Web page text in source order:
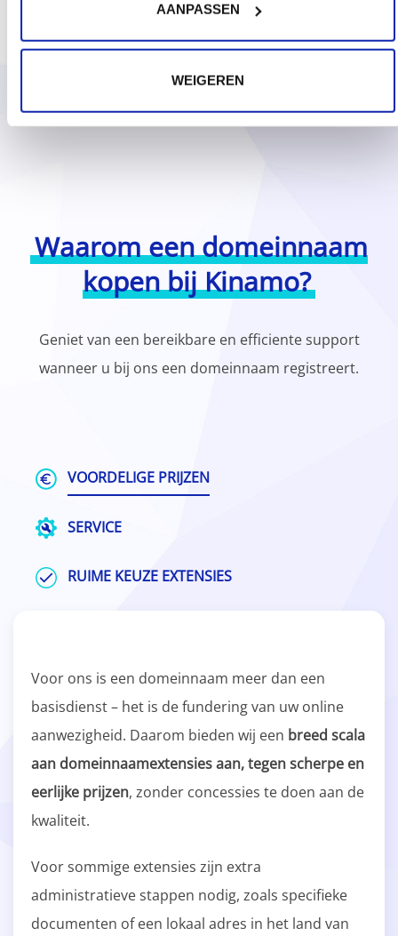
AANPASSEN
WEIGEREN
Waarom een domeinnaam
kopen bij Kinamo?
Geniet van een bereikbare en efficiente support
wanneer u bij ons een domeinnaam registreert.
VOORDELIGE PRIJZEN
SERVICE
RUIME KEUZE EXTENSIES
Voor ons is een domeinnaam meer dan een
basisdienst – het is de fundering van uw online
aanwezigheid. Daarom bieden wij een breed scala
aan domeinnaamextensies aan, tegen scherpe en
eerlijke prijzen, zonder concessies te doen aan de
kwaliteit.
Voor sommige extensies zijn extra
administratieve stappen nodig, zoals specifieke
documenten of een lokaal adres in het land van